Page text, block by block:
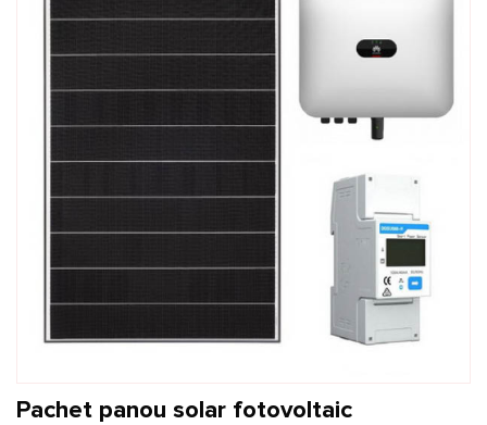
Pachet panou solar fotovoltaic